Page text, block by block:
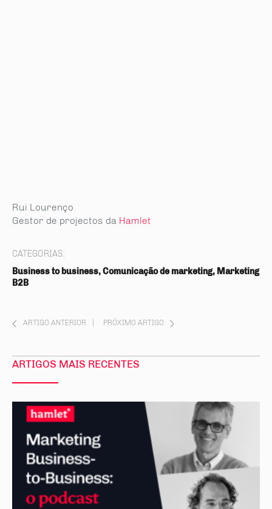
Rui Lourenço
Gestor de projectos da Hamlet
CATEGORIAS:
Business to business, Comunicação de marketing, Marketing
B2B
ARTIGO ANTERIOR PRÓXIMO ARTIGO
ARTIGOS MAIS RECENTES